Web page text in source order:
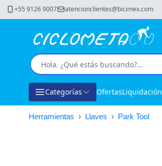
+55 9126 9007 atencionclientes@bicimex.com
Categorías OfertasLiquidación
Herramientas › Llaves › Park Tool